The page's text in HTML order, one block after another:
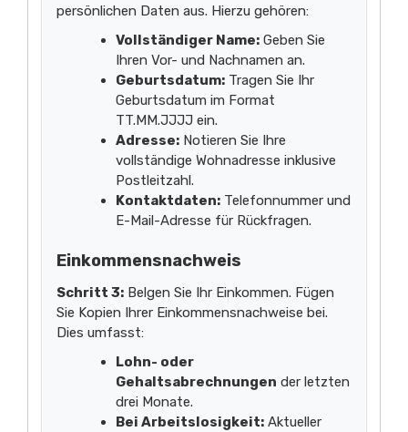
persönlichen Daten aus. Hierzu gehören:
Vollständiger Name: Geben Sie
Ihren Vor- und Nachnamen an.
Geburtsdatum: Tragen Sie Ihr
Geburtsdatum im Format
TT.MM.JJJJ ein.
Adresse: Notieren Sie Ihre
vollständige Wohnadresse inklusive
Postleitzahl.
Kontaktdaten: Telefonnummer und
E-Mail-Adresse für Rückfragen.
Einkommensnachweis
Schritt 3: Belgen Sie Ihr Einkommen. Fügen
Sie Kopien Ihrer Einkommensnachweise bei.
Dies umfasst:
Lohn- oder
Gehaltsabrechnungen der letzten
drei Monate.
Bei Arbeitslosigkeit: Aktueller